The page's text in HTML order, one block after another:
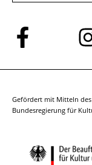
Folge
uns
auf
Gefördert mit Mitteln
Bundesregierung für